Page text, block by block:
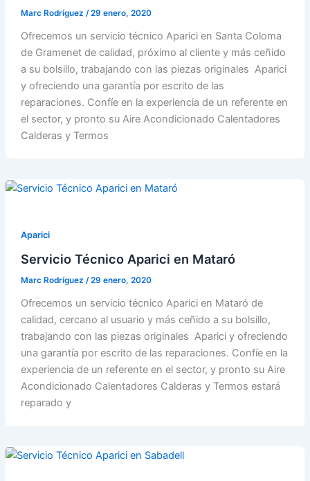
Marc Rodríguez /29 enero, 2020
Ofrecemos un servicio técnico Aparici en Santa Coloma
de Gramenet de calidad, próximo al cliente y más ceñido
a su bolsillo, trabajando con las piezas originales Aparici
y ofreciendo una garantía por escrito de las
reparaciones. Confíe en la experiencia de un referente en
el sector, y pronto su Aire Acondicionado Calentadores
Calderas y Termos
Aparici
Servicio Técnico Aparici en Mataró
Marc Rodríguez /29 enero, 2020
Ofrecemos un servicio técnico Aparici en Mataró de
calidad, cercano al usuario y más ceñido a su bolsillo,
trabajando con las piezas originales Aparici y ofreciendo
una garantía por escrito de las reparaciones. Confíe en la
experiencia de un referente en el sector, y pronto su Aire
Acondicionado Calentadores Calderas y Termos estará
reparado y